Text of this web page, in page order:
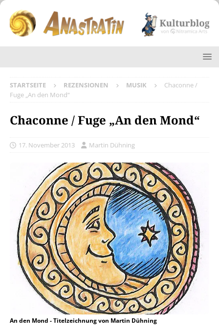
STARTSEITE REZENSIONEN MUSIK
Chaconne /
Fuge „An den Mond“
Chaconne / Fuge „An den Mond“
17. November 2013 Martin Dühning
An den Mond - Titelzeichnung von Martin Dühning